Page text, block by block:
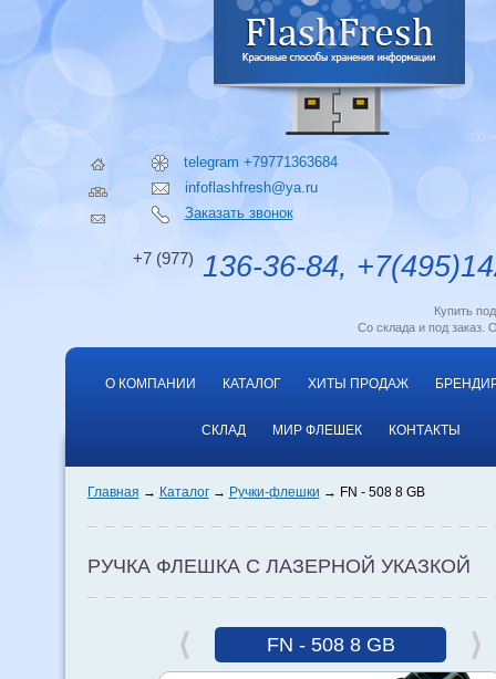
telegram +79771363684
infoflashfresh@ya.ru
Заказать звонок
+7 (977) 136-36-84,
Купить
Со склада и под заказ.
О КОМПАНИИ КАТАЛОГ ХИТЫ ПРОДАЖ
СКЛАД МИР ФЛЕШЕК КОНТАКТЫ
Главная Каталог Ручки-флешки FN - 508 8 GB
РУЧКА ФЛЕШКА С ЛАЗЕРНОЙ УКАЗКОЙ
FN - 508 8 GB